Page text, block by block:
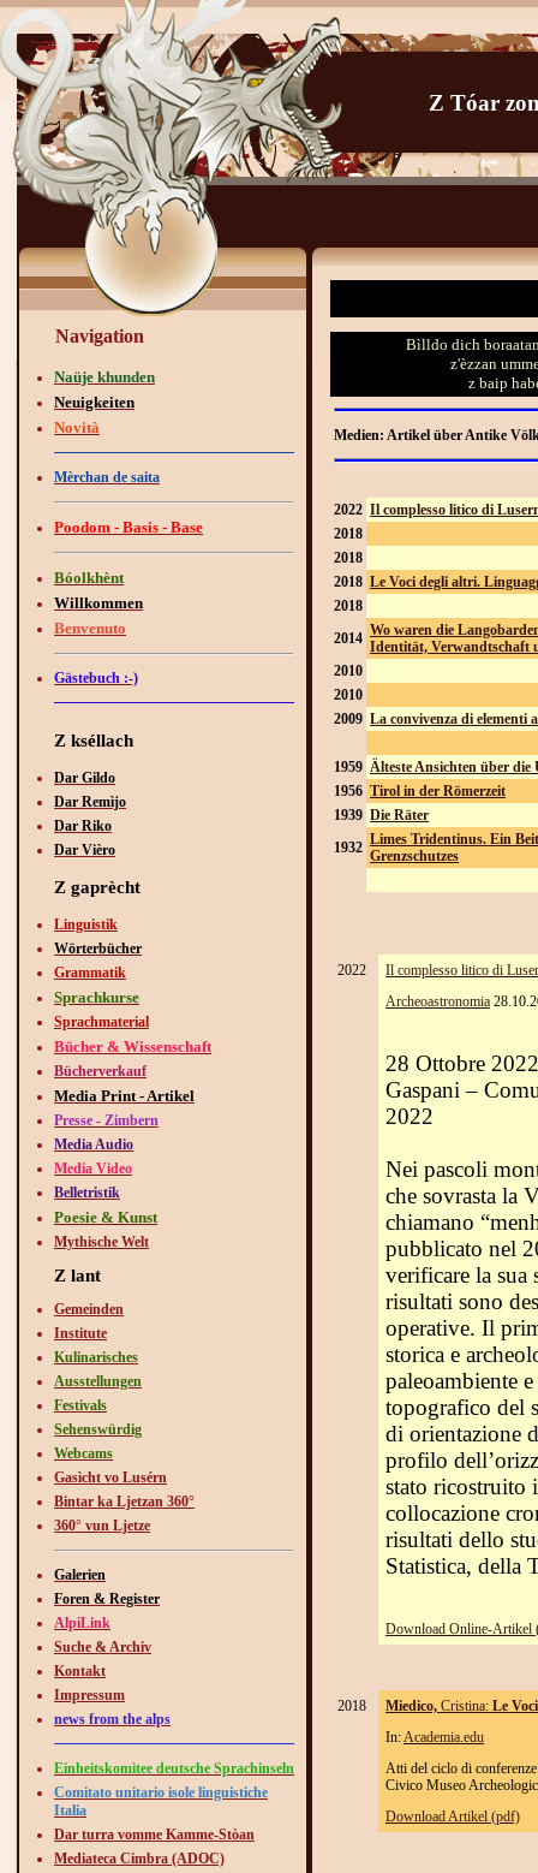
Z Tóar
Navigation
Naüje khunden
Neuigkeiten
Novità
Mèrchan de saita
Poodom - Basis - Base
Bóolkhènt
Willkommen
Benvenuto
Gästebuch :-)
Z kséllach
Dar Gildo
Dar Remìjo
Dar Riko
Dar Vièro
Z gaprècht
Linguistik
Wörterbücher
Grammatik
Sprachkurse
Sprachmaterial
Bücher & Wissenschaft
Bücherverkauf
Media Print - Artikel
Presse - Zimbern
Media Audio
Media Video
Belletristik
Poesie & Kunst
Mythische Welt
Z lant
Gemeinden
Institute
Kulinarisches
Ausstellungen
Festivals
Sehenswürdig
Webcams
Gasìcht vo Lusérn
Bintar ka Ljetzan 360°
360° vun Ljetze
Galerien
Foren & Register
AlpiLink
Suche & Archiv
Kontakt
Impressum
news from the alps
Einheitskomitee deutsche Sprachinseln
Comitato unitario isole linguistiche
Italia
Dar turra vomme Kamme-Stòan
Mediateca Cimbra (ADOC)
Bìlldo dich
z'èzzan
z baip
Medien: Artikel über Antike
2022 Il complesso litico di
2018
2018
2018 Le Voci degli altri.
2018
2014 Wo waren die
Identität, Verwandtschaft
2010
2010
2009 La convivenza di elementi
1959 Älteste Ansichten über
1956 Tirol in der Römerzeit
1939 Die Räter
1932 Limes Tridentinus. Ein
Grenzschutzes
2022
Il complesso litico di
Archeoastronomia
28 Ottobre
Gaspani –
2022
Nei pascoli
che sovrasta la
chiamano
pubblicato nel
verificare la
risultati sono
operative. Il
storica e
paleoambiente
topografico del
di orientazione
profilo
stato ricostruito
collocazione
risultati dello
Statistica, della
Download Online-Artikel
2018 Miedico, Cristina: Le
In:Academia.edu
Atti del ciclo di
Civico Museo
Download Artikel (pdf)